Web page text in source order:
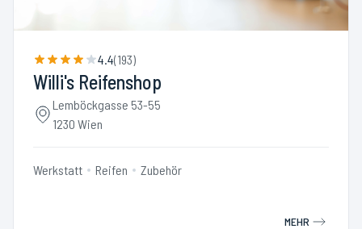
4.4(193)
Willi's Reifenshop
Lemböckgasse 53-55
1230 Wien
Werkstatt Reifen Zubehör
MEHR